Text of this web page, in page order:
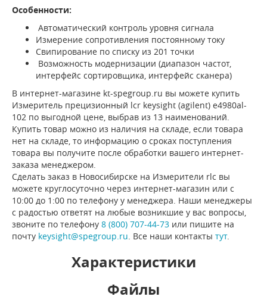
Особенности:
Автоматический контроль уровня сигнала
Измерение сопротивления постоянному току
Свипирование по списку из 201 точки
Возможность модернизации (диапазон частот,
интерфейс сортировщика, интерфейс сканера)
В интернет-магазине kt-spegroup.ru вы можете купить
Измеритель прецизионный lcr keysight (agilent) e4980al-
102 по выгодной цене, выбрав из 13 наименований.
Купить товар можно из наличия на складе, если товара
нет на складе, то информацию о сроках поступления
товара вы получите после обработки вашего интернет-
заказа менеджером.
Сделать заказ в Новосибирске на Измерители rlc вы
можете круглосуточно через интернет-магазин или с
10:00 до 1:00 по телефону у менеджера. Наши менеджеры
с радостью ответят на любые возникшие у вас вопросы,
звоните по телефону 8 (800) 707-44-73 или пишите на
почту keysight@spegroup.ru . Все наши контакты тут.
Характеристики
Файлы